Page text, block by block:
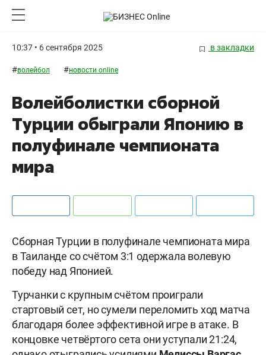
10:37 • 6 сентября 2025 в закладки
#волейбол #новости online
Волейболистки сборной
Турции обыграли Японию в
полуфинале чемпионата
мира
Сборная Турции в полуфинале чемпионата мира
в Таиланде со счётом 3:1 одержала волевую
победу над Японией.
Турчанки с крупным счётом проиграли
стартовый сет, но сумели переломить ход матча
благодаря более эффективной игре в атаке. В
концовке четвёртого сета они уступали 21:24,